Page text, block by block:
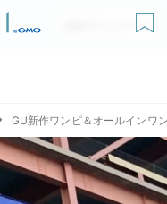
無料ダウンロード
GU新作ワンピ＆オールインワ